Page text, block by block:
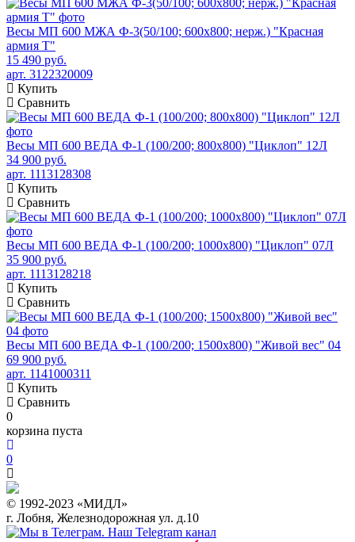
Весы МП 600 МЖА Ф-3(50/100; 600х800; нерж.) "Красная
армия Т"
15 490 руб.
арт. 3122320009
Купить
Сравнить
Весы МП 600 ВЕДА Ф-1 (100/200; 800х800) "Циклоп" 12Л
34 900 руб.
арт. 1113128308
Купить
Сравнить
Весы МП 600 ВЕДА Ф-1 (100/200; 1000х800) "Циклоп" 07Л
35 900 руб.
арт. 1113128218
Купить
Сравнить
Весы МП 600 ВЕДА Ф-1 (100/200; 1500х800) "Живой вес" 04
69 900 руб.
арт. 1141000311
Купить
Сравнить
0
корзина пуста
0
© 1992-2023 «МИДЛ»
г. Лобня, Железнодорожная ул. д.10
Наш Telegram канал